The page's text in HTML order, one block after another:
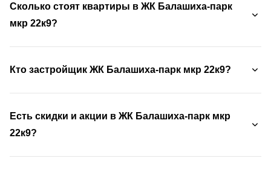
Сколько стоят квартиры в ЖК Балашиха-парк
мкр 22к9?
Кто застройщик ЖК Балашиха-парк мкр 22к9?
Есть скидки и акции в ЖК Балашиха-парк мкр
22к9?